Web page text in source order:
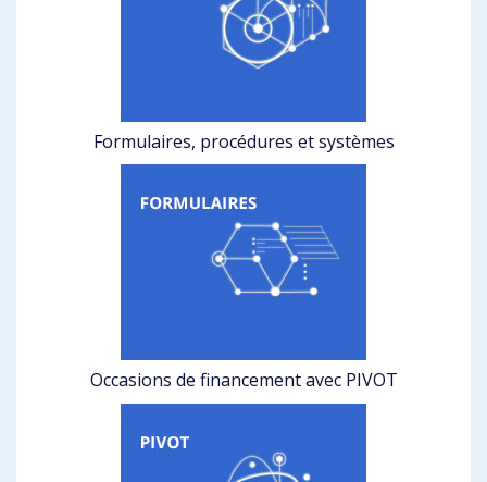
Formulaires, procédures et systèmes
Occasions de financement avec PIVOT